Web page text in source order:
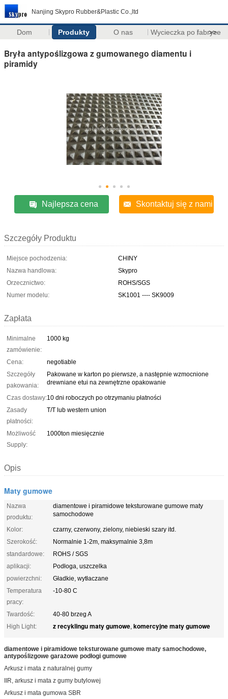
Nanjing Skypro Rubber&Plastic Co.,ltd
Dom Produkty O nas Wycieczka po fabryce
>>
Bryła antypoślizgowa z gumowanego diamentu i
piramidy
Najlepsza cena Skontaktuj się z nami
Szczegóły Produktu
Miejsce pochodzenia:
CHINY
Nazwa handlowa:
Skypro
Orzecznictwo:
ROHS/SGS
Numer modelu:
SK1001 ---- SK9009
Zapłata
Minimalne
zamówienie:
1000 kg
Cena:
negotiable
Szczegóły
pakowania:
Pakowane w karton po pierwsze, a następnie wzmocnione
drewniane etui na zewnętrzne opakowanie
Czas dostawy:10 dni roboczych po otrzymaniu płatności
Zasady
płatności:
T/T lub western union
Możliwość
Supply:
1000ton miesięcznie
Opis
Maty gumowe
Nazwa
produktu:
diamentowe i piramidowe teksturowane gumowe maty
samochodowe
Kolor:
czarny, czerwony, zielony, niebieski szary itd.
Szerokość:
Normalnie 1-2m, maksymalnie 3,8m
standardowe:
ROHS / SGS
aplikacji:
Podłoga, uszczelka
powierzchni:
Gładkie, wytłaczane
Temperatura
pracy:
-10-80 C
Twardość:
40-80 brzeg A
High Light:
z recyklingu maty gumowe, komercyjne maty gumowe
diamentowe i piramidowe teksturowane gumowe maty samochodowe,
antypoślizgowe garażowe podłogi gumowe
Arkusz i mata z naturalnej gumy
IIR, arkusz i mata z gumy butylowej
Arkusz i mata gumowa SBR